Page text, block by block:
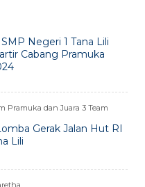
Negeri 1 Tana Lili
Cabang Pramuka
Pramuka dan Juara 3 Team
Gerak Jalan Hut RI
Lili